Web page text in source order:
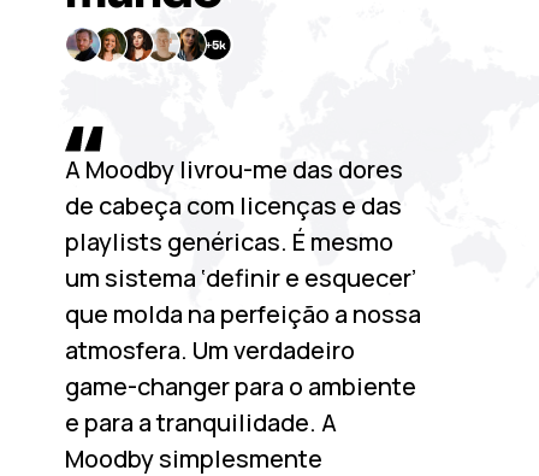
A Moodby livrou-me das dores
de cabeça com licenças e das
playlists genéricas. É mesmo
um sistema ‘definir e esquecer’
que molda na perfeição a nossa
atmosfera. Um verdadeiro
game-changer para o ambiente
e para a tranquilidade. A
Moodby simplesmente